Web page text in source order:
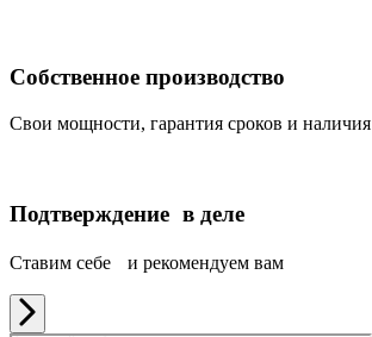
Собственное производство
Свои мощности, гарантия сроков и наличия
Подтверждение в деле
Ставим себе и рекомендуем вам